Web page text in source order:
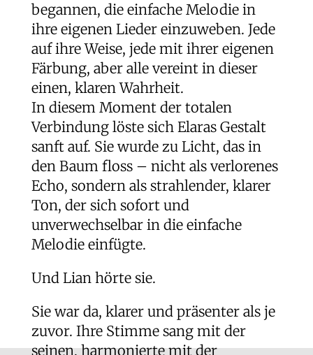
begannen, die einfache Melodie in
ihre eigenen Lieder einzuweben. Jede
auf ihre Weise, jede mit ihrer eigenen
Färbung, aber alle vereint in dieser
einen, klaren Wahrheit.
In diesem Moment der totalen
Verbindung löste sich Elaras Gestalt
sanft auf. Sie wurde zu Licht, das in
den Baum floss – nicht als verlorenes
Echo, sondern als strahlender, klarer
Ton, der sich sofort und
unverwechselbar in die einfache
Melodie einfügte.
Und Lian hörte sie.
Sie war da, klarer und präsenter als je
zuvor. Ihre Stimme sang mit der
seinen, harmonierte mit der